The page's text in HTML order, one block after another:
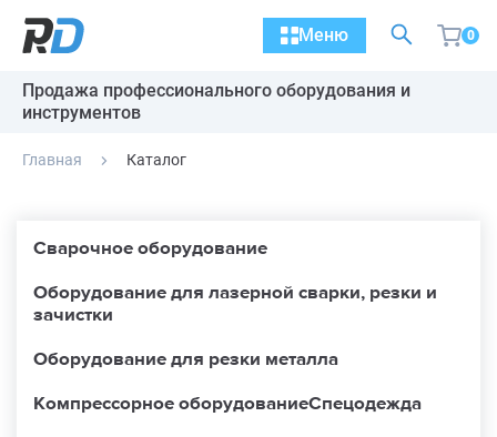
Меню 0
Продажа профессионального оборудования и
инструментов
Главная Каталог
Сварочное оборудование
Оборудование для лазерной сварки, резки и
зачистки
Оборудование для резки металла
Компрессорное оборудованиеСпецодежда